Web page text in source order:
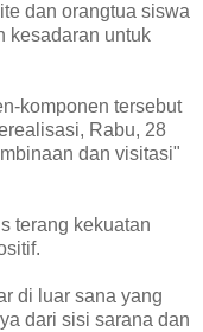
dan orangtua siswa
kesadaran untuk
komponen tersebut
Rabu, 28
dan visitasi"
terang kekuatan
di luar sana yang
dari sisi sarana dan